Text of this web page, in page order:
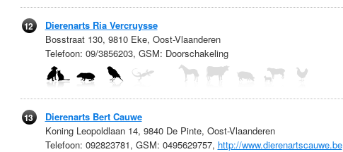
12 Dierenarts Ria Vercruysse
Bosstraat 130, 9810 Eke, Oost-Vlaanderen
Telefoon: 09/3856203, GSM: Doorschakeling
13 Dierenarts Bert Cauwe
Koning Leopoldlaan 14, 9840 De Pinte, Oost-Vlaanderen
Telefoon: 092823781, GSM: 0495629757, http://www.dierenartscauwe.be